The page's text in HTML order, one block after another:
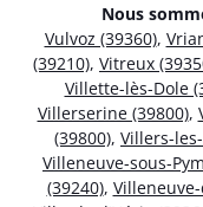
Nous
Vulvoz (39360),
(39210), Vitreux
Villette-lès-Dole
Villerserine (39800),
(39800), Villers-
Villeneuve-sous-
(39240), Villeneuve-